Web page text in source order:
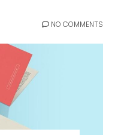
NO COMMENTS